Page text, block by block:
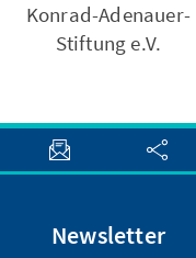
Konrad-Adenauer-
Stiftung e.V.
Newsletter